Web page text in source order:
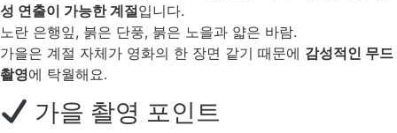
성 연출이 가능한 계절입니다.
노란 은행잎, 붉은 단풍, 붉은 노을과 얇은 바람.
가을은 계절 자체가 영화의 한 장면 같기 때문에 감성적인 무드
촬영에 탁월해요.
가을 촬영 포인트